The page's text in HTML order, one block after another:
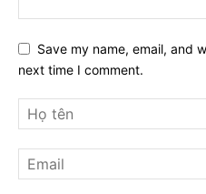
Save my name, email, and
next time I comment.